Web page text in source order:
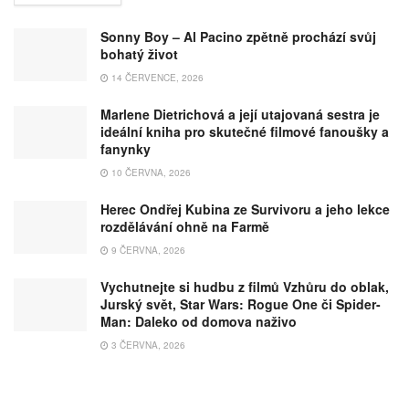
Sonny Boy – Al Pacino zpětně prochází svůj
bohatý život
14 ČERVENCE, 2026
Marlene Dietrichová a její utajovaná sestra je
ideální kniha pro skutečné filmové fanoušky a
fanynky
10 ČERVNA, 2026
Herec Ondřej Kubina ze Survivoru a jeho lekce
rozdělávání ohně na Farmě
9 ČERVNA, 2026
Vychutnejte si hudbu z filmů Vzhůru do oblak,
Jurský svět, Star Wars: Rogue One či Spider-
Man: Daleko od domova naživo
3 ČERVNA, 2026